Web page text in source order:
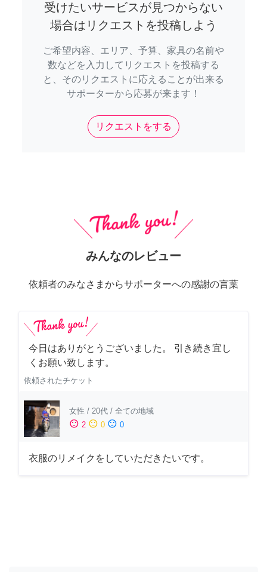
受けたいサービスが見つからない
場合はリクエストを投稿しよう
ご希望内容、エリア、予算、家具の名前や
数などを入力してリクエストを投稿する
と、そのリクエストに応えることが出来る
サポーターから応募が来ます！
リクエストをする
みんなのレビュー
依頼者のみなさまからサポーターへの感謝の言葉
今日はありがとうございました。 引き続き宜し
くお願い致します。
依頼されたチケット
女性 / 20代 / 全ての地域
sentiment_satisfied 2 sentiment_neutral 0 sentiment_dissatisfied 0
衣服のリメイクをしていただきたいです。